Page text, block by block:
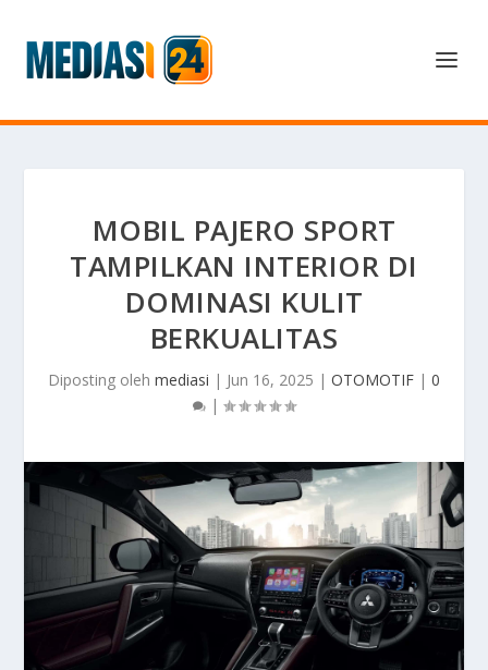
MOBIL PAJERO SPORT
TAMPILKAN INTERIOR DI
DOMINASI KULIT
BERKUALITAS
Diposting oleh mediasi | Jun 16, 2025 | OTOMOTIF | 0
|